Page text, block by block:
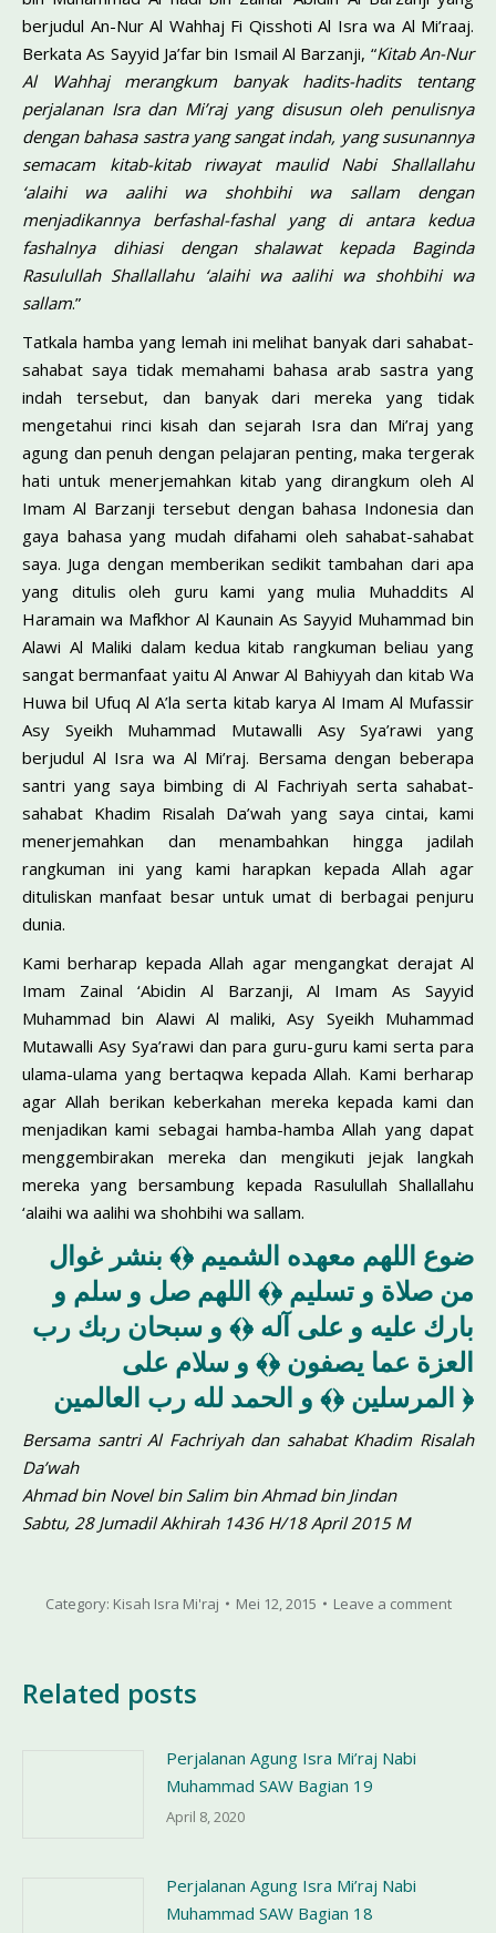
berjudul An-Nur Al Wahhaj Fi Qisshoti Al Isra wa Al Mi’raaj.
Berkata As Sayyid Ja’far bin Ismail Al Barzanji, “Kitab An-Nur
Al Wahhaj merangkum banyak hadits-hadits tentang
perjalanan Isra dan Mi’raj yang disusun oleh penulisnya
dengan bahasa sastra yang sangat indah, yang susunannya
semacam kitab-kitab riwayat maulid Nabi Shallallahu
‘alaihi wa aalihi wa shohbihi wa sallam dengan
menjadikannya berfashal-fashal yang di antara kedua
fashalnya dihiasi dengan shalawat kepada Baginda
Rasulullah Shallallahu ‘alaihi wa aalihi wa shohbihi wa
sallam.”
Tatkala hamba yang lemah ini melihat banyak dari sahabat-
sahabat saya tidak memahami bahasa arab sastra yang
indah tersebut, dan banyak dari mereka yang tidak
mengetahui rinci kisah dan sejarah Isra dan Mi’raj yang
agung dan penuh dengan pelajaran penting, maka tergerak
hati untuk menerjemahkan kitab yang dirangkum oleh Al
Imam Al Barzanji tersebut dengan bahasa Indonesia dan
gaya bahasa yang mudah difahami oleh sahabat-sahabat
saya. Juga dengan memberikan sedikit tambahan dari apa
yang ditulis oleh guru kami yang mulia Muhaddits Al
Haramain wa Mafkhor Al Kaunain As Sayyid Muhammad bin
Alawi Al Maliki dalam kedua kitab rangkuman beliau yang
sangat bermanfaat yaitu Al Anwar Al Bahiyyah dan kitab Wa
Huwa bil Ufuq Al A’la serta kitab karya Al Imam Al Mufassir
Asy Syeikh Muhammad Mutawalli Asy Sya’rawi yang
berjudul Al Isra wa Al Mi’raj. Bersama dengan beberapa
santri yang saya bimbing di Al Fachriyah serta sahabat-
sahabat Khadim Risalah Da’wah yang saya cintai, kami
menerjemahkan dan menambahkan hingga jadilah
rangkuman ini yang kami harapkan kepada Allah agar
dituliskan manfaat besar untuk umat di berbagai penjuru
dunia.
Kami berharap kepada Allah agar mengangkat derajat Al
Imam Zainal ‘Abidin Al Barzanji, Al Imam As Sayyid
Muhammad bin Alawi Al maliki, Asy Syeikh Muhammad
Mutawalli Asy Sya’rawi dan para guru-guru kami serta para
ulama-ulama yang bertaqwa kepada Allah. Kami berharap
agar Allah berikan keberkahan mereka kepada kami dan
menjadikan kami sebagai hamba-hamba Allah yang dapat
menggembirakan mereka dan mengikuti jejak langkah
mereka yang bersambung kepada Rasulullah Shallallahu
‘alaihi wa aalihi wa shohbihi wa sallam.
ضوع اللهم معهده الشميم ﴿﴾ بنشر غوال
من صلاة و تسليم ﴿﴾ اللهم صل و سلم و
بارك عليه و على آله ﴿﴾ و سبحان ربك رب
العزة عما يصفون ﴿﴾ و سلام على
المرسلين ﴿﴾ و الحمد لله رب العالمين ﴿
Bersama santri Al Fachriyah dan sahabat Khadim Risalah
Da’wah
Ahmad bin Novel bin Salim bin Ahmad bin Jindan
Sabtu, 28 Jumadil Akhirah 1436 H/18 April 2015 M
Category: Kisah Isra Mi'raj Mei 12, 2015 Leave a comment
Related posts
Perjalanan Agung Isra Mi’raj Nabi
Muhammad SAW Bagian 19
April 8, 2020
Perjalanan Agung Isra Mi’raj Nabi
Muhammad SAW Bagian 18